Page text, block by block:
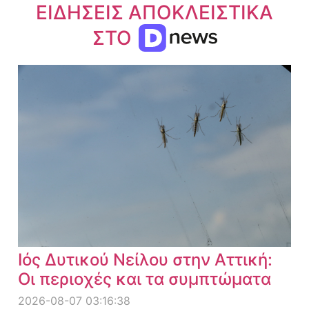
ΕΙΔΗΣΕΙΣ ΑΠΟΚΛΕΙΣΤΙΚΑ
ΣΤΟ
Ιός Δυτικού Νείλου στην Αττική:
Οι περιοχές και τα συμπτώματα
2026-08-07 03:16:38